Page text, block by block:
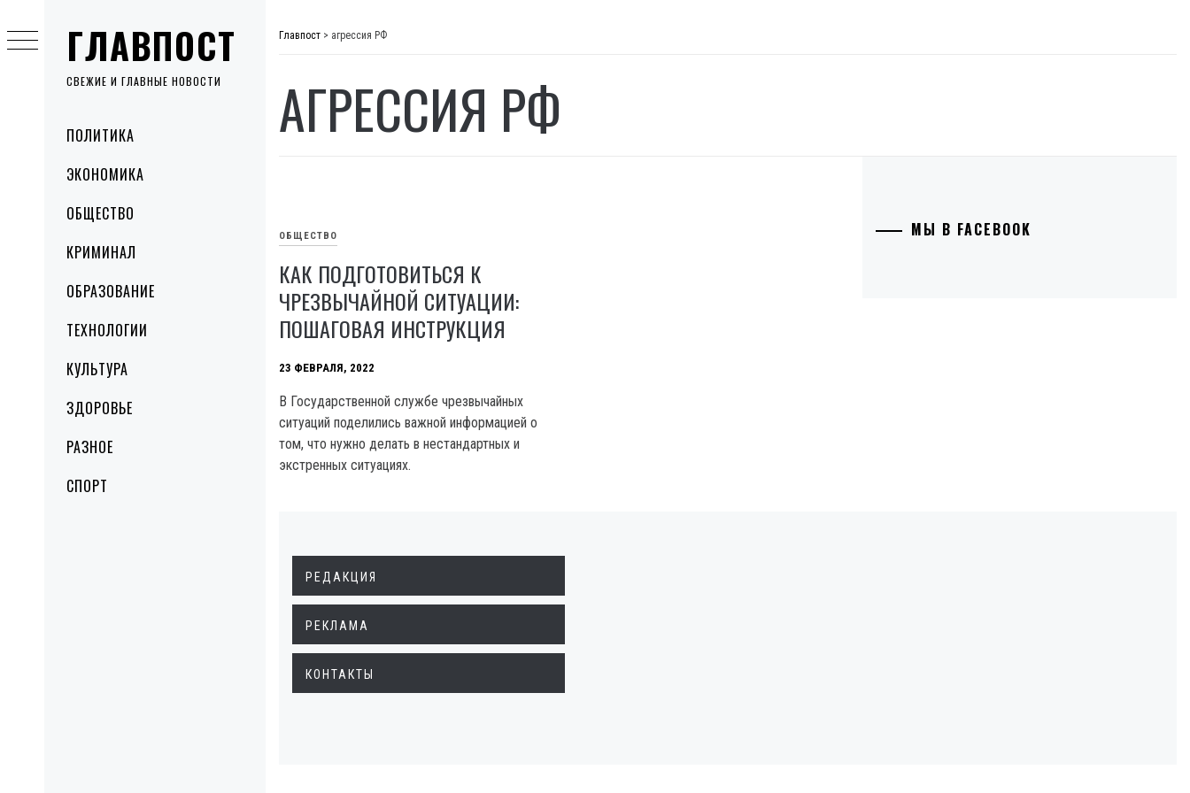
ГЛАВПОСТ
СВЕЖИЕ И ГЛАВНЫЕ НОВОСТИ
MenuПОЛИТИКА
ЭКОНОМИКА
ОБЩЕСТВО
КРИМИНАЛ
ОБРАЗОВАНИЕ
ТЕХНОЛОГИИ
КУЛЬТУРА
ЗДОРОВЬЕ
РАЗНОЕ
СПОРТ
to
content
Главпост > агрессия РФ
АГРЕССИЯ РФ
ОБЩЕСТВО
КАК ПОДГОТОВИТЬСЯ К
ЧРЕЗВЫЧАЙНОЙ СИТУАЦИИ:
ПОШАГОВАЯ ИНСТРУКЦИЯ
23 ФЕВРАЛЯ, 2022
В Государственной службе чрезвычайных
ситуаций поделились важной информацией о
том, что нужно делать в нестандартных и
экстренных ситуациях.
МЫ В FACEBOOK
РЕДАКЦИЯ
РЕКЛАМА
КОНТАКТЫ